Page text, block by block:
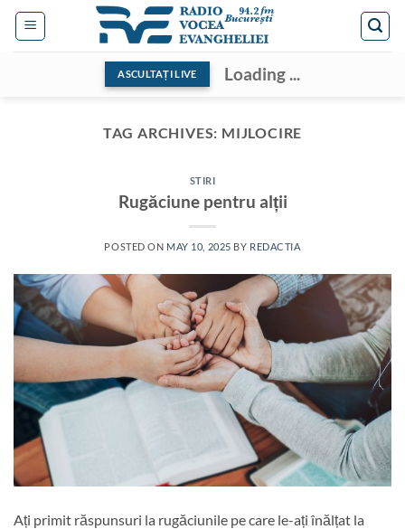
Skip
ASCULTAȚI LIVE Loading ...
TAG ARCHIVES: MIJLOCIRE
STIRI
Rugăciune pentru alții
POSTED ON MAY 10, 2025 BY REDACTIA
Ați primit răspunsuri la rugăciunile pe care le-ați înălțat la